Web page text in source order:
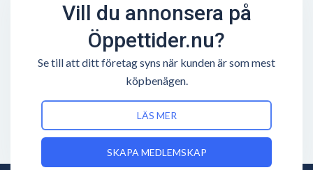
Vill du annonsera på
Öppettider.nu?
Se till att ditt företag syns när kunden är som mest
köpbenägen.
LÄS MER
SKAPA MEDLEMSKAP